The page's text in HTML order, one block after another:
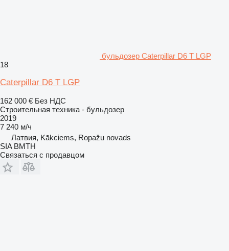
бульдозер Caterpillar D6 T LGP
18
Caterpillar D6 T LGP
162 000 € Без НДС
Строительная техника - бульдозер
2019
7 240 м/ч
Латвия, Kākciems, Ropažu novads
SIA BMTH
Связаться с продавцом